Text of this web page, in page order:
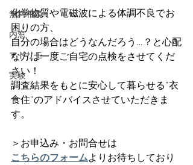
無料相談
内窓
マドリモ
実験
化学物質や電磁波による体調不良でお
困りの方、
自分の場合はどうなんだろう…？と心配
な方は一度ご自宅の点検をさせてくだ
さい！
調査結果をもとに安心して暮らせる”衣
食住”のアドバイスさせていただきま
す。
＞お申込み・お問合せは
こちらのフォームよりお待ちしており